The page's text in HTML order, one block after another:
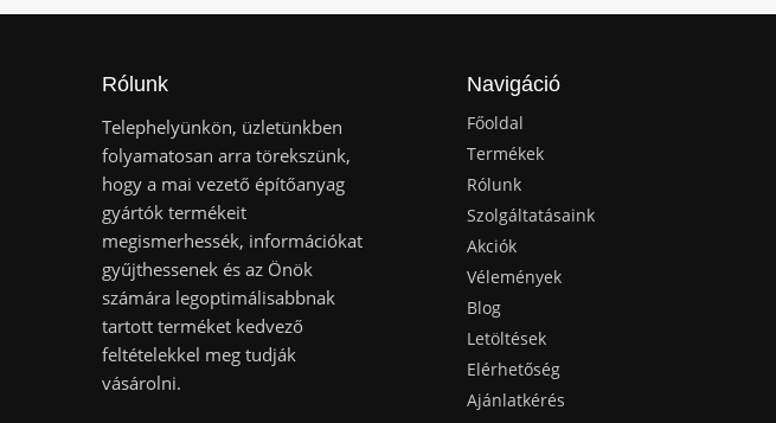
Rólunk
Telephelyünkön, üzletünkben
folyamatosan arra törekszünk,
hogy a mai vezető építőanyag
gyártók termékeit
megismerhessék, információkat
gyűjthessenek és az Önök
számára legoptimálisabbnak
tartott terméket kedvező
feltételekkel meg tudják
vásárolni.
Navigáció
Főoldal
Termékek
Rólunk
Szolgáltatásaink
Akciók
Vélemények
Blog
Letöltések
Elérhetőség
Ajánlatkérés